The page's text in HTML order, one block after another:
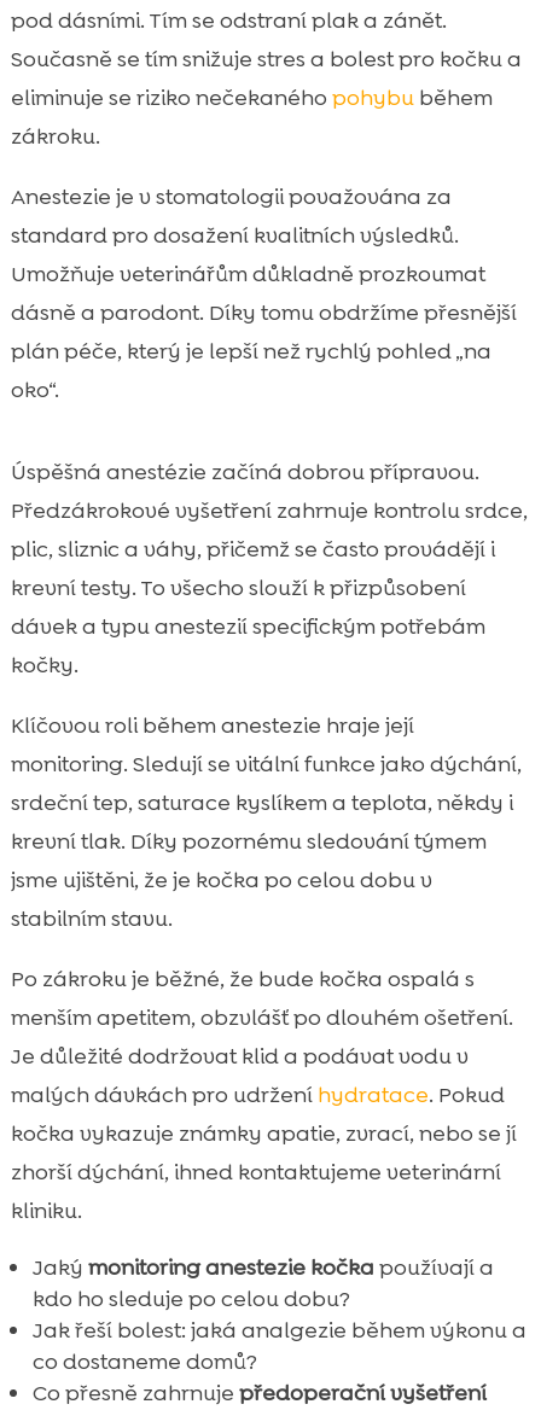
pod dásními. Tím se odstraní plak a zánět.
Současně se tím snižuje stres a bolest pro kočku a
eliminuje se riziko nečekaného pohybuběhem
zákroku.
Anestezie je v stomatologii považována za
standard pro dosažení kvalitních výsledků.
Umožňuje veterinářům důkladně prozkoumat
dásně a parodont. Díky tomu obdržíme přesnější
plán péče, který je lepší než rychlý pohled „na
oko“.
Úspěšná anestézie začíná dobrou přípravou.
Předzákrokové vyšetření zahrnuje kontrolu srdce,
plic, sliznic a váhy, přičemž se často provádějí i
krevní testy. To všecho slouží k přizpůsobení
dávek a typu anestezií specifickým potřebám
kočky.
Klíčovou roli během anestezie hraje její
monitoring. Sledují se vitální funkce jako dýchání,
srdeční tep, saturace kyslíkem a teplota, někdy i
krevní tlak. Díky pozornému sledování týmem
jsme ujištěni, že je kočka po celou dobu v
stabilním stavu.
Po zákroku je běžné, že bude kočka ospalá s
menším apetitem, obzvlášť po dlouhém ošetření.
Je důležité dodržovat klid a podávat vodu v
malých dávkách pro udržení hydratace. Pokud
kočka vykazuje známky apatie, zvrací, nebo se jí
zhorší dýchání, ihned kontaktujeme veterinární
kliniku.
Jaký monitoring anestezie kočka používají a
kdo ho sleduje po celou dobu?
Jak řeší bolest: jaká analgezie během výkonu a
co dostaneme domů?
Co přesně zahrnuje předoperační vyšetření